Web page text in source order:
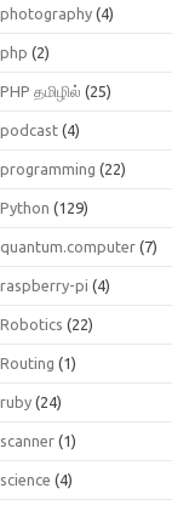
photography (4)
php (2)
PHP தமிழில் (25)
podcast (4)
programming (22)
Python (129)
quantum.computer (7)
raspberry-pi (4)
Robotics (22)
Routing (1)
ruby (24)
scanner (1)
science (4)